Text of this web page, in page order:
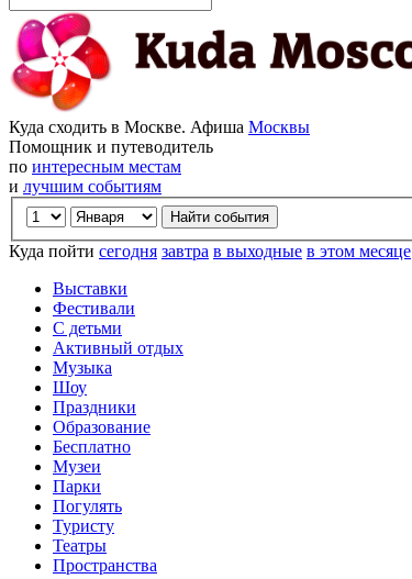
Куда сходить в Москве. Афиша Москвы
Помощник и путеводитель
по интересным местам
и лучшим событиям
Куда пойти сегодня завтра в выходные в этом месяце
Выставки
Фестивали
С детьми
Активный отдых
Музыка
Шоу
Праздники
Образование
Бесплатно
Музеи
Парки
Погулять
Туристу
Театры
Пространства